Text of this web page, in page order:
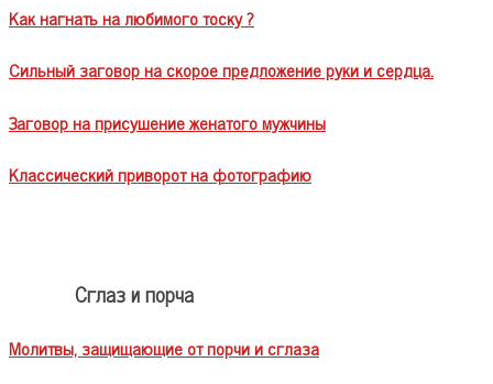
Как нагнать на любимого тоску ?
Сильный заговор на скорое предложение руки и сердца.
Заговор на присушение женатого мужчины
Классический приворот на фотографию
Сглаз и порча
Молитвы, защищающие от порчи и сглаза